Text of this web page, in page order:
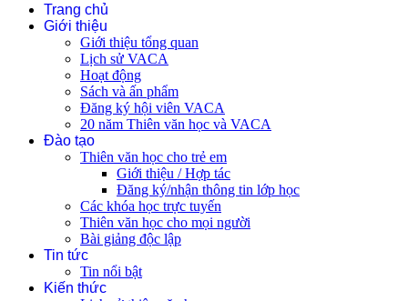
Trang chủ
Giới thiệu
Giới thiệu tổng quan
Lịch sử VACA
Hoạt động
Sách và ấn phẩm
Đăng ký hội viên VACA
20 năm Thiên văn học và VACA
Đào tạo
Thiên văn học cho trẻ em
Giới thiệu / Hợp tác
Đăng ký/nhận thông tin lớp học
Các khóa học trực tuyến
Thiên văn học cho mọi người
Bài giảng độc lập
Tin tức
Tin nổi bật
Kiến thức